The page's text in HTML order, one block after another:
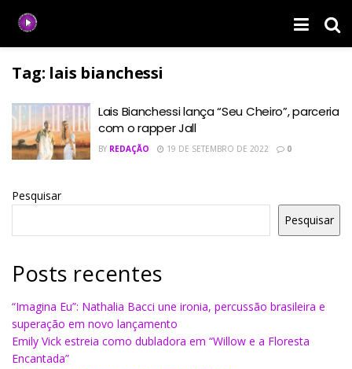
Tag: lais bianchessi
Lais Bianchessi lança “Seu Cheiro”, parceria
com o rapper Jall
BY REDAÇÃO 19 DE SETEMBRO DE 2022 0
Pesquisar
Pesquisar
Posts recentes
“Imagina Eu”: Nathalia Bacci une ironia, percussão brasileira e
superação em novo lançamento
Emily Vick estreia como dubladora em “Willow e a Floresta
Encantada”